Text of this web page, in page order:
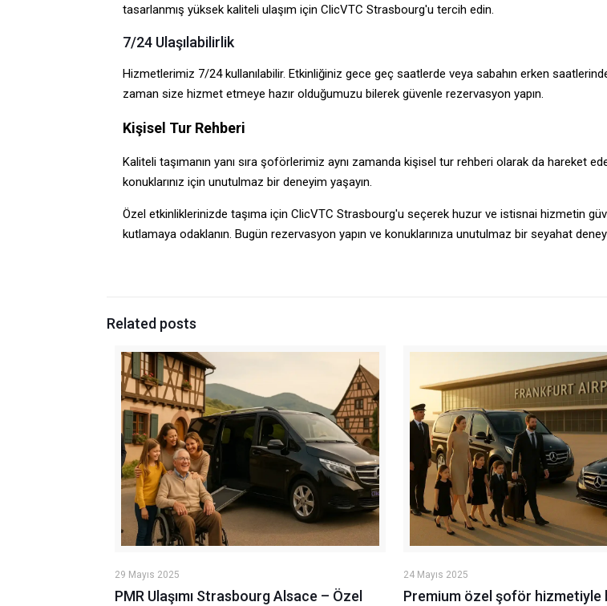
tasarlanmış yüksek kaliteli ulaşım için ClicVTC Strasbourg'u tercih edin.
7/24 Ulaşılabilirlik
Hizmetlerimiz 7/24 kullanılabilir. Etkinliğiniz gece geç saatlerde veya sabahın erken
zaman size hizmet etmeye hazır olduğumuzu bilerek güvenle rezervasyon yapın.
Kişisel Tur Rehberi
Kaliteli taşımanın yanı sıra şoförlerimiz aynı zamanda kişisel tur rehberi olarak da hareket
konuklarınız için unutulmaz bir deneyim yaşayın.
Özel etkinliklerinizde taşıma için ClicVTC Strasbourg'u seçerek huzur ve istisnai hizmetin
kutlamaya odaklanın. Bugün rezervasyon yapın ve konuklarınıza unutulmaz bir seyahat
Related posts
29 Mayıs 2025
PMR Ulaşımı Strasbourg Alsace – Özel
24 Mayıs 2025
Premium özel şoför hizmetiyle